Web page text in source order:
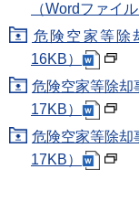
（Wordファイ
危険空家等除
16KB）
危険空家等除却
17KB）
危険空家等除却
17KB）